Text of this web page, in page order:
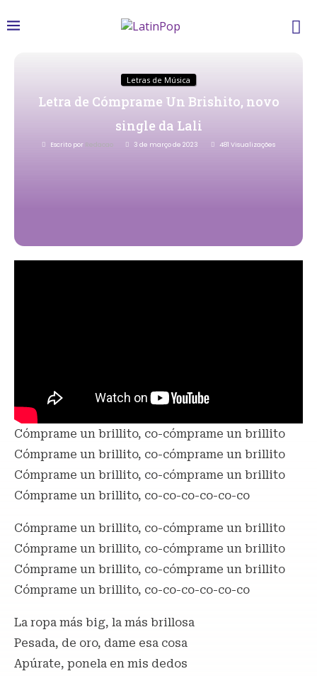
Letras de Música
Letra de Cómprame Un Brishito, novo
single da Lali
Escrito por Redacao 3 de março de 2023 481 Visualizações
Cómprame un brillito, co-cómprame un brillito
Cómprame un brillito, co-cómprame un brillito
Cómprame un brillito, co-cómprame un brillito
Cómprame un brillito, co-co-co-co-co-co
Cómprame un brillito, co-cómprame un brillito
Cómprame un brillito, co-cómprame un brillito
Cómprame un brillito, co-cómprame un brillito
Cómprame un brillito, co-co-co-co-co-co
La ropa más big, la más brillosa
Pesada, de oro, dame esa cosa
Apúrate, ponela en mis dedos